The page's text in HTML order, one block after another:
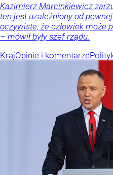
Kazimierz Marcinkiewicz
ten jest uzależniony od
oczywiste, że człowiek może
– mówił były szef rządu.
KrajOpinie i komentarze